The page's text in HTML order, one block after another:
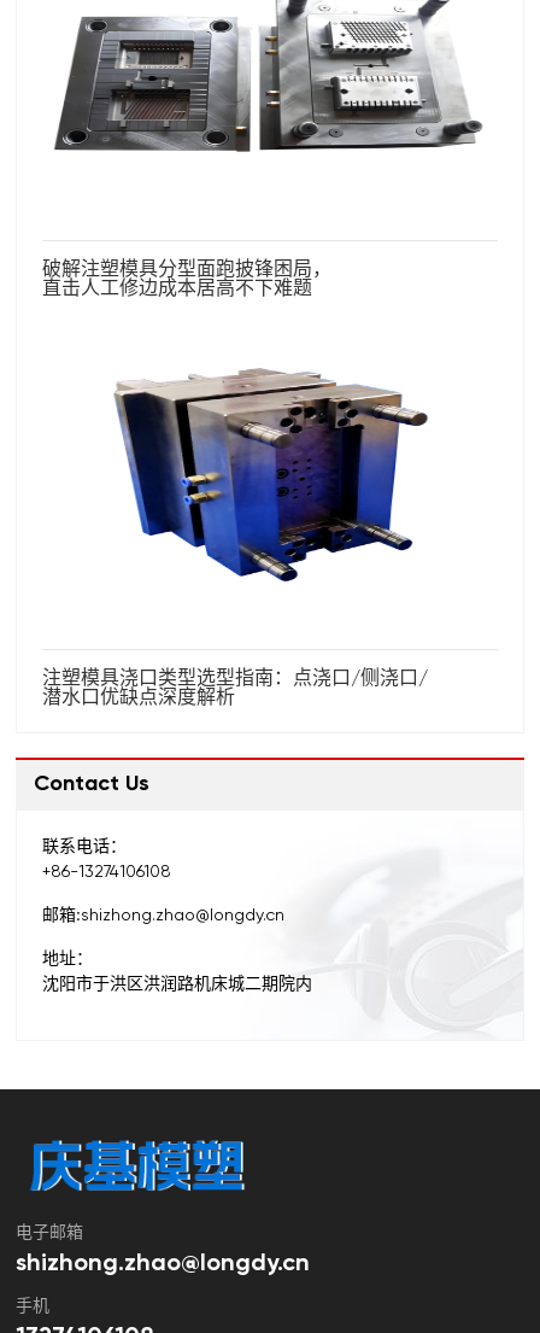
破解注塑模具分型面跑披锋困局，
直击人工修边成本居高不下难题
注塑模具浇口类型选型指南：点浇口/侧浇口/
潜水口优缺点深度解析
Contact Us
联系电话：
+86-13274106108
邮箱:shizhong.zhao@longdy.cn
地址：
沈阳市于洪区洪润路机床城二期院内
电子邮箱
shizhong.zhao@longdy.cn
手机